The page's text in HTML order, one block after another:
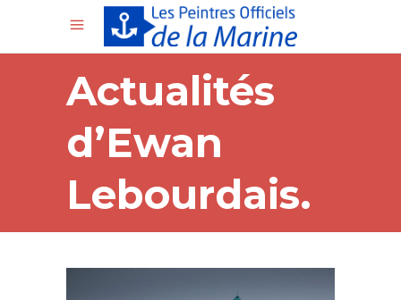
Actualités
d’Ewan
Lebourdais.